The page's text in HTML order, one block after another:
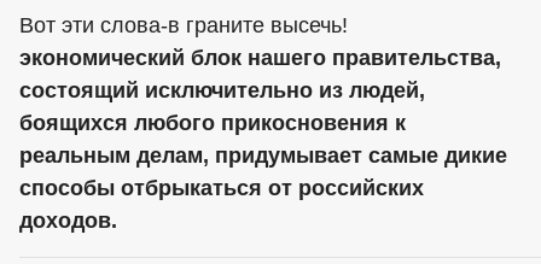
Вот эти слова-в граните высечь!
экономический блок нашего правительства,
состоящий исключительно из людей,
боящихся любого прикосновения к
реальным делам, придумывает самые дикие
способы отбрыкаться от российских
доходов.